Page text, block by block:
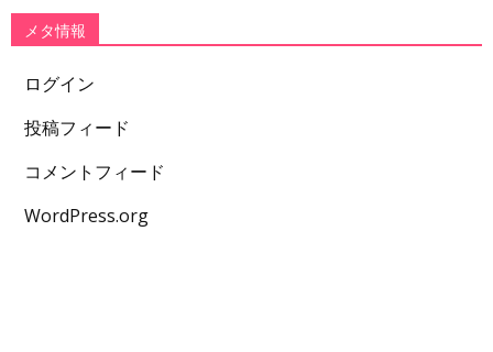
メタ情報
ログイン
投稿フィード
コメントフィード
WordPress.org